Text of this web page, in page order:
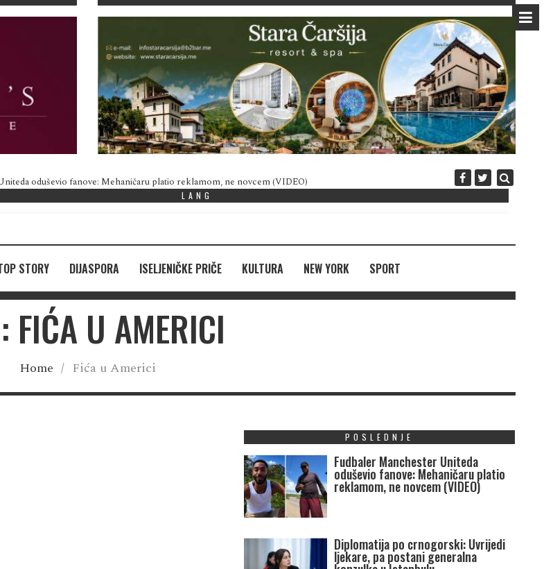
oduševio fanove: Mehaničaru platio reklamom, ne novcem (VIDEO) Diplomatija po
LANG
STORY DIJASPORA ISELJENIČKE PRIČE KULTURA NEW YORK SPORT
FIĆA U AMERICI
Home / Fića u Americi
POSLEDNJE
Fudbaler Manchester Uniteda
oduševio fanove: Mehaničaru platio
reklamom, ne novcem (VIDEO)
Diplomatija po crnogorski: Uvrijedi
ljekare, pa postani generalna